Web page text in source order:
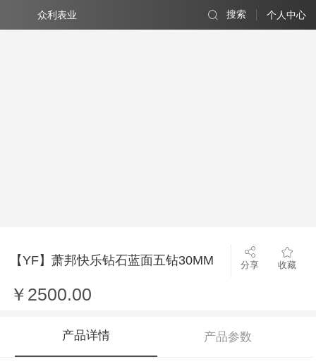
众利表业 个人中心
搜索
【YF】萧邦快乐钻石蓝面五钻30MM 分享 收藏
￥2500.00
产品详情 产品参数